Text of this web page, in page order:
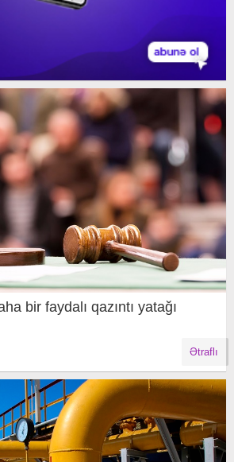
bir faydalı qazıntı yatağı
Ətraflı